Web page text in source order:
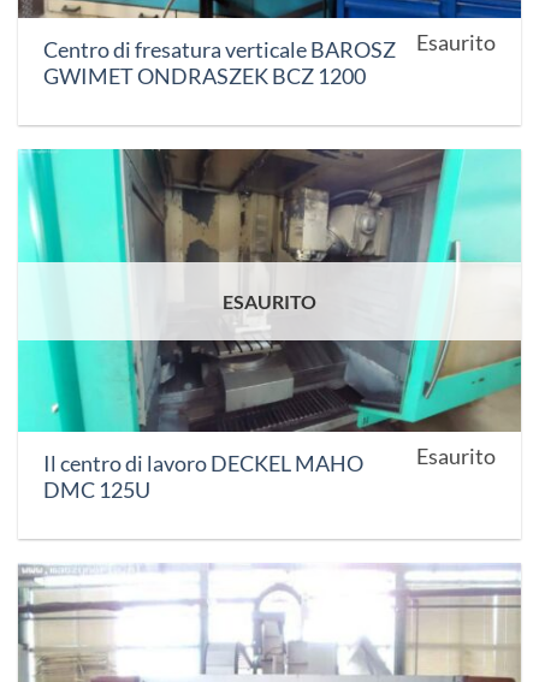
Centro di fresatura verticale BAROSZ
GWIMET ONDRASZEK BCZ 1200
Esaurito
ESAURITO
Il centro di lavoro DECKEL MAHO
DMC 125U
Esaurito